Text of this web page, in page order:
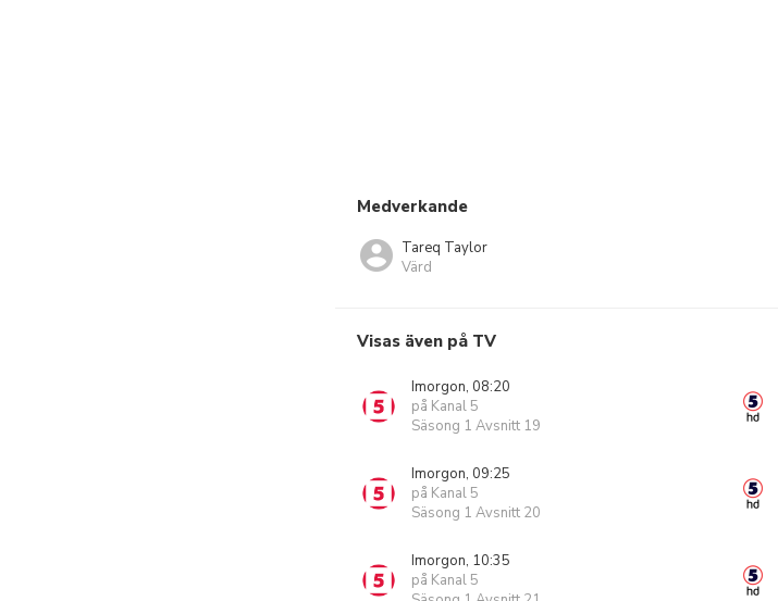
Medverkande
Tareq Taylor
Värd
Visas även på TV
Imorgon, 08:20
på Kanal 5
Säsong 1 Avsnitt 19
Imorgon, 09:25
på Kanal 5
Säsong 1 Avsnitt 20
Imorgon, 10:35
på Kanal 5